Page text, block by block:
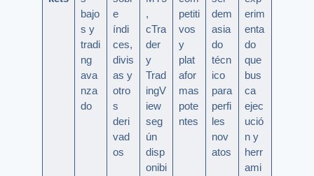
bajo
s y
tradi
ng
ava
nza
do
e
índi
ces,
divis
as y
otro
s
deri
vad
os
,
cTra
der
y
Trad
ingV
iew
seg
ún
disp
onibi
petiti
vos
y
plat
afor
mas
pote
ntes
dem
asia
do
técn
ico
para
perfi
les
nov
atos
erim
enta
do
que
bus
ca
ejec
ució
n y
herr
ami